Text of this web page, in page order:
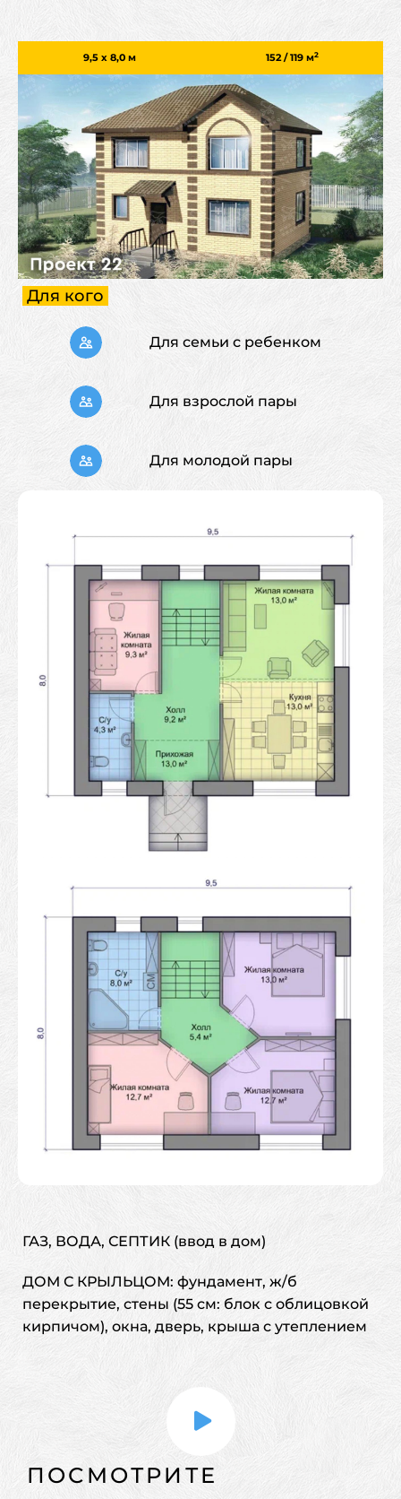
9,5 х 8,0 м 152 / 119м2
Для кого
Для семьи с ребенком
Для взрослой пары
Для молодой пары
ГАЗ, ВОДА, СЕПТИК (ввод в дом)
ДОМ С КРЫЛЬЦОМ: фундамент, ж/б
перекрытие, стены (55 см: блок с облицовкой
кирпичом), окна, дверь, крыша с утеплением
ПОСМОТРИТЕ